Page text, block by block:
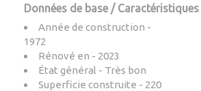
Données de base / Caractéristiques
Année de construction -
1972
Rénové en - 2023
État général - Très bon
Superficie construite - 220